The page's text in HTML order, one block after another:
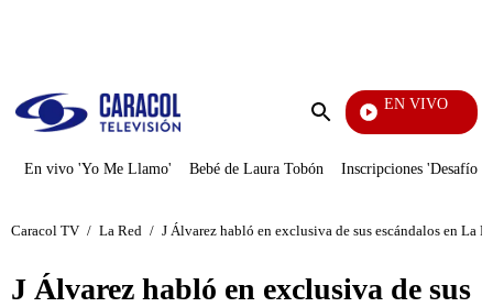
Enviar
EN VIVO
Día
En vivo 'Yo Me Llamo' Bebé de Laura Tobón Inscripciones 'Desafío'
Caracol TV / La Red / J Álvarez habló en exclusiva de sus escándalos en La
J Álvarez habló en exclusiva de sus